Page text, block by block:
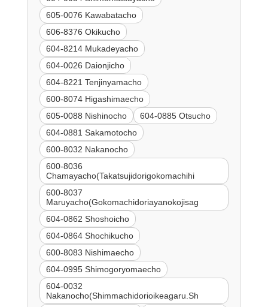
605-0076 Kawabatacho
606-8376 Okikucho
604-8214 Mukadeyacho
604-0026 Daionjicho
604-8221 Tenjinyamacho
600-8074 Higashimaecho
605-0088 Nishinocho
604-0885 Otsucho
604-0881 Sakamotocho
600-8032 Nakanocho
600-8036
Chamayacho(Takatsujidorigokomachihi
600-8037
Maruyacho(Gokomachidoriayanokojisag
604-0862 Shoshoicho
604-0864 Shochikucho
600-8083 Nishimaecho
604-0995 Shimogoryomaecho
604-0032
Nakanocho(Shimmachidorioikeagaru.Sh